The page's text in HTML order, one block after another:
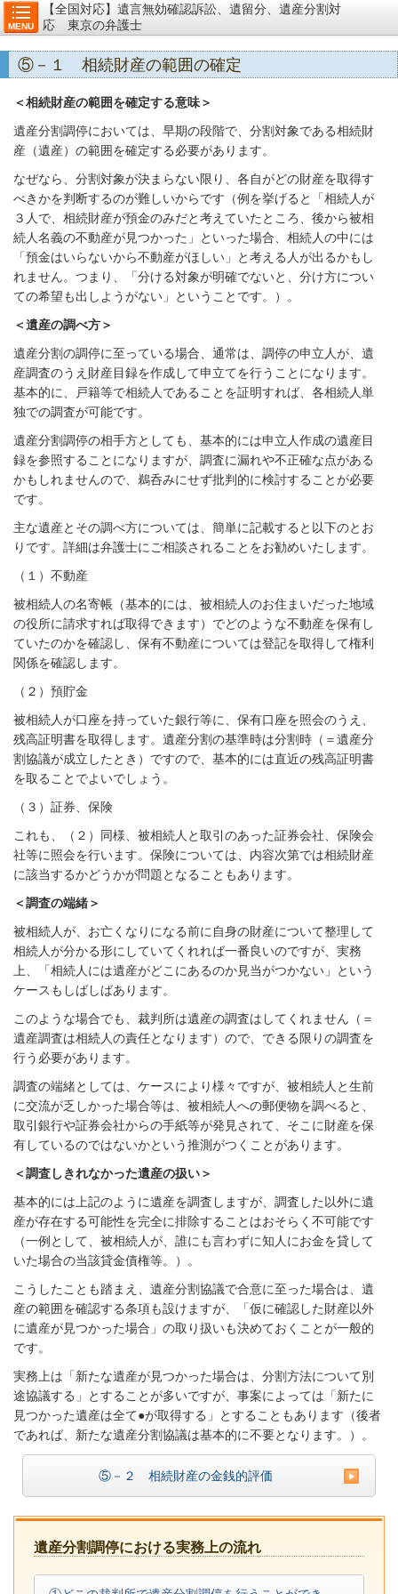
MENU
【全国対応】遺言無効確認訴訟、遺留分、遺産分割対
応 東京の弁護士
⑤－１ 相続財産の範囲の確定
＜相続財産の範囲を確定する意味＞
遺産分割調停においては、早期の段階で、分割対象である相続財
産（遺産）の範囲を確定する必要があります。
なぜなら、分割対象が決まらない限り、各自がどの財産を取得す
べきかを判断するのが難しいからです（例を挙げると「相続人が
３人で、相続財産が預金のみだと考えていたところ、後から被相
続人名義の不動産が見つかった」といった場合、相続人の中には
「預金はいらないから不動産がほしい」と考える人が出るかもし
れません。つまり、「分ける対象が明確でないと、分け方につい
ての希望も出しようがない」ということです。）。
＜遺産の調べ方＞
遺産分割の調停に至っている場合、通常は、調停の申立人が、遺
産調査のうえ財産目録を作成して申立てを行うことになります。
基本的に、戸籍等で相続人であることを証明すれば、各相続人単
独での調査が可能です。
遺産分割調停の相手方としても、基本的には申立人作成の遺産目
録を参照することになりますが、調査に漏れや不正確な点がある
かもしれませんので、鵜呑みにせず批判的に検討することが必要
です。
主な遺産とその調べ方については、簡単に記載すると以下のとお
りです。詳細は弁護士にご相談されることをお勧めいたします。
（１）不動産
被相続人の名寄帳（基本的には、被相続人のお住まいだった地域
の役所に請求すれば取得できます）でどのような不動産を保有し
ていたのかを確認し、保有不動産については登記を取得して権利
関係を確認します。
（２）預貯金
被相続人が口座を持っていた銀行等に、保有口座を照会のうえ、
残高証明書を取得します。遺産分割の基準時は分割時（＝遺産分
割協議が成立したとき）ですので、基本的には直近の残高証明書
を取ることでよいでしょう。
（３）証券、保険
これも、（２）同様、被相続人と取引のあった証券会社、保険会
社等に照会を行います。保険については、内容次第では相続財産
に該当するかどうかが問題となることもあります。
＜調査の端緒＞
被相続人が、お亡くなりになる前に自身の財産について整理して
相続人が分かる形にしていてくれれば一番良いのですが、実務
上、「相続人には遺産がどこにあるのか見当がつかない」という
ケースもしばしばあります。
このような場合でも、裁判所は遺産の調査はしてくれません（＝
遺産調査は相続人の責任となります）ので、できる限りの調査を
行う必要があります。
調査の端緒としては、ケースにより様々ですが、被相続人と生前
に交流が乏しかった場合等は、被相続人への郵便物を調べると、
取引銀行や証券会社からの手紙等が発見されて、そこに財産を保
有しているのではないかという推測がつくことがあります。
＜調査しきれなかった遺産の扱い＞
基本的には上記のように遺産を調査しますが、調査した以外に遺
産が存在する可能性を完全に排除することはおそらく不可能です
（一例として、被相続人が、誰にも言わずに知人にお金を貸して
いた場合の当該貸金債権等。）。
こうしたことも踏まえ、遺産分割協議で合意に至った場合は、遺
産の範囲を確認する条項も設けますが、「仮に確認した財産以外
に遺産が見つかった場合」の取り扱いも決めておくことが一般的
です。
実務上は「新たな遺産が見つかった場合は、分割方法について別
途協議する」とすることが多いですが、事案によっては「新たに
見つかった遺産は全て●が取得する」とすることもあります（後者
であれば、新たな遺産分割協議は基本的に不要となります。）。
⑤－２ 相続財産の金銭的評価
遺産分割調停における実務上の流れ